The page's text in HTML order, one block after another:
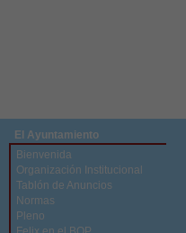
El Ayuntamiento
Bienvenida
Organización Institucional
Tablón de Anuncios
Normas
Pleno